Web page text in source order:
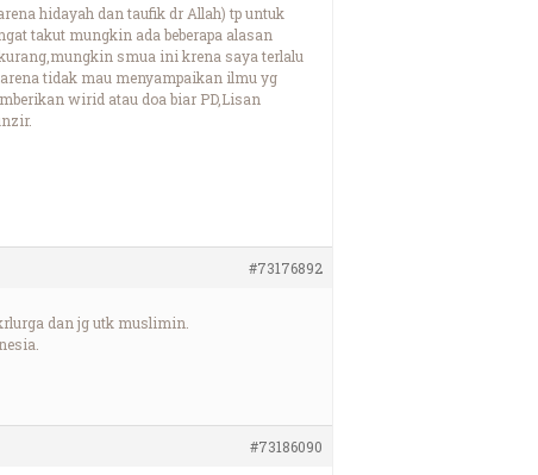
hidayah dan taufik dr Allah) tp untuk
takut mungkin ada beberapa alasan
smua ini krena saya terlalu
tidak mau menyampaikan ilmu yg
wirid atau doa biar PD,Lisan
#73176892
dan jg utk muslimin.
#73186090